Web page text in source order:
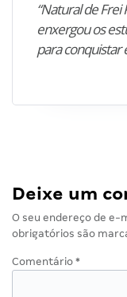
“Natural de Frei
enxergou os
para conquistar
Deixe um
O seu endereço de e-
obrigatórios são
Comentário *